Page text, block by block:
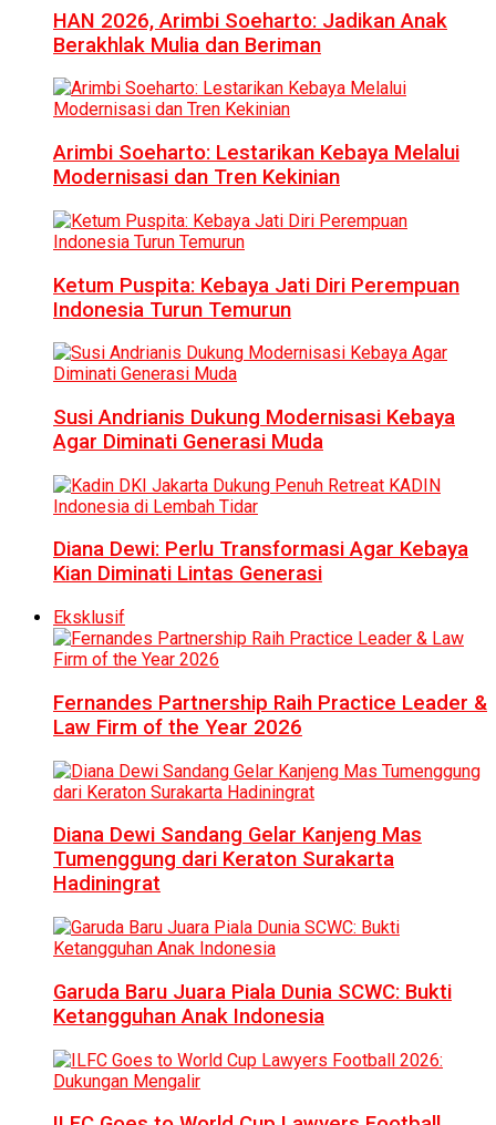
HAN 2026, Arimbi Soeharto: Jadikan Anak
Berakhlak Mulia dan Beriman
Arimbi Soeharto: Lestarikan Kebaya Melalui
Modernisasi dan Tren Kekinian
Ketum Puspita: Kebaya Jati Diri Perempuan
Indonesia Turun Temurun
Susi Andrianis Dukung Modernisasi Kebaya
Agar Diminati Generasi Muda
Diana Dewi: Perlu Transformasi Agar Kebaya
Kian Diminati Lintas Generasi
Eksklusif
Fernandes Partnership Raih Practice Leader &
Law Firm of the Year 2026
Diana Dewi Sandang Gelar Kanjeng Mas
Tumenggung dari Keraton Surakarta
Hadiningrat
Garuda Baru Juara Piala Dunia SCWC: Bukti
Ketangguhan Anak Indonesia